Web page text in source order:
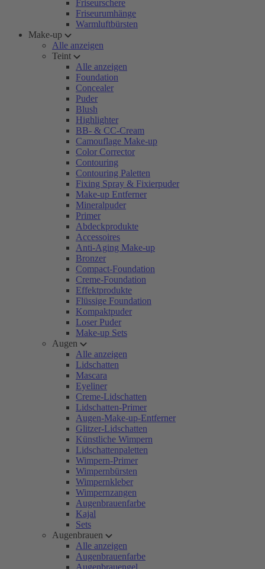
Friseurschere
Friseurumhänge
Warmluftbürsten
Make-up
Alle anzeigen
Teint
Alle anzeigen
Foundation
Concealer
Puder
Blush
Highlighter
BB- & CC-Cream
Camouflage Make-up
Color Corrector
Contouring
Contouring Paletten
Fixing Spray & Fixierpuder
Make-up Entferner
Mineralpuder
Primer
Abdeckprodukte
Accessoires
Anti-Aging Make-up
Bronzer
Compact-Foundation
Creme-Foundation
Effektprodukte
Flüssige Foundation
Kompaktpuder
Loser Puder
Make-up Sets
Augen
Alle anzeigen
Lidschatten
Mascara
Eyeliner
Creme-Lidschatten
Lidschatten-Primer
Augen-Make-up-Entferner
Glitzer-Lidschatten
Künstliche Wimpern
Lidschattenpaletten
Wimpern-Primer
Wimpernbürsten
Wimpernkleber
Wimpernzangen
Augenbrauenfarbe
Kajal
Sets
Augenbrauen
Alle anzeigen
Augenbrauenfarbe
Augenbrauengel